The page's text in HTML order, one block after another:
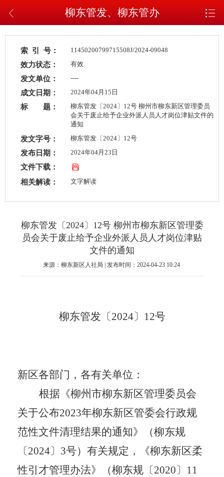
柳东管发、柳东管办
索 引 号： 11450200799715508J/2024-09048
效力状态： 有效
发文单位： ----
成文日期： 2024年04月15日
标 题：
柳东管发〔2024〕12号 柳州市柳东新区管理委员
会关于废止给予企业外派人员人才岗位津贴文件的
通知
发文字号： 柳东管发〔2024〕12号
发布日期： 2024年04月23日
文件下载：
相关解读：
文字解读
柳东管发〔2024〕12号 柳州市柳东新区管理委
员会关于废止给予企业外派人员人才岗位津贴
文件的通知
来源：柳东新区人社局 | 发布时间：2024-04-23 10:24
柳东管发〔2024〕 12号
新区各部门，各有关单位：
根据《柳州市柳东新区管理委员会
关于公布2023年柳东新区管委会行政规
范性文件清理结果的通知》（柳东规
〔2024〕 3号）有关规定，《柳东新区柔
性引才管理办法》（柳东规〔2020〕 11